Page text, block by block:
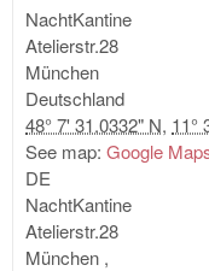
NachtKantine
Atelierstr.28
München
Deutschland
48° 7' 31.0332" N, 11°
See map: Google
DE
NachtKantine
Atelierstr.28
München ,